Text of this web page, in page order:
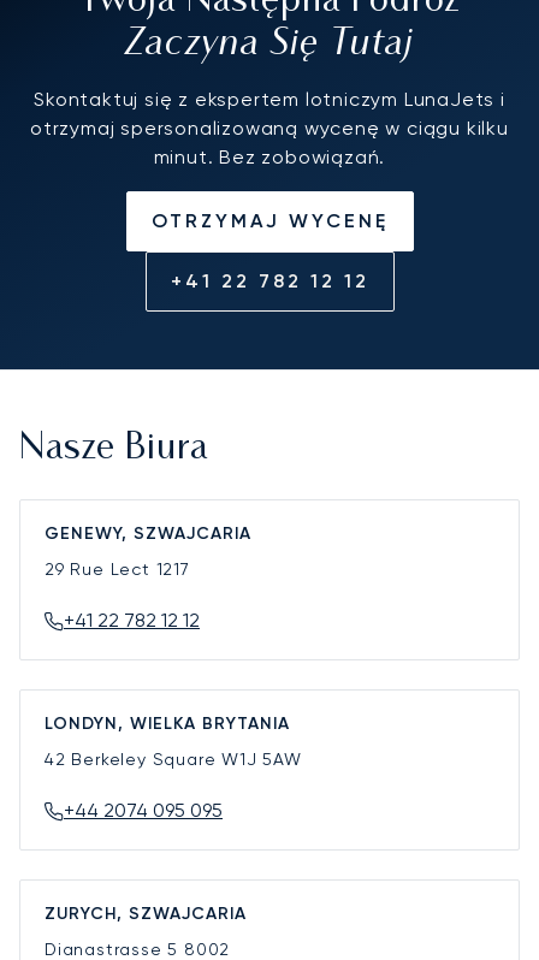
Zaczyna Się Tutaj
Skontaktuj się z ekspertem lotniczym LunaJets i
otrzymaj spersonalizowaną wycenę w ciągu kilku
minut. Bez zobowiązań.
OTRZYMAJ WYCENĘ
+41 22 782 12 12
Nasze Biura
GENEWY, SZWAJCARIA
29 Rue Lect 1217
+41 22 782 12 12
LONDYN, WIELKA BRYTANIA
42 Berkeley SquareW1J 5AW
+44 2074 095 095
ZURYCH, SZWAJCARIA
Dianastrasse 5 8002